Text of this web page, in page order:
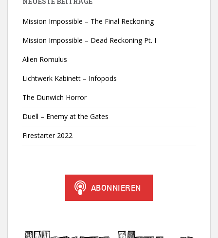
Mission Impossible – The Final Reckoning
Mission Impossible – Dead Reckoning Pt. I
Alien Romulus
Lichtwerk Kabinett – Infopods
The Dunwich Horror
Duell – Enemy at the Gates
Firestarter 2022